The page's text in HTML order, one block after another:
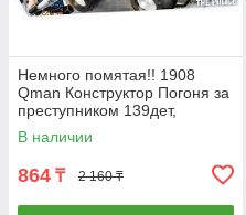
Немного помятая!! 1908
Qman Конструктор Погоня за
преступником 139дет,
30*18см
В наличии
864 ₸ 2 160 ₸